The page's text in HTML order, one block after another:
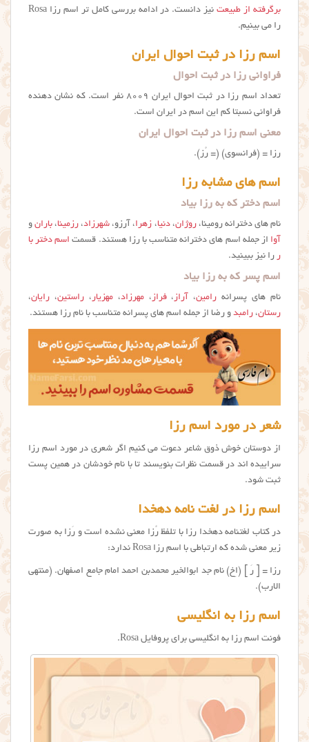
برگرفته از طبیعت
نیز دانست. در ادامه بررسی کامل تر اسم رزا Rosa
را می بینیم.
اسم رزا در ثبت احوال ایران
فراوانی رزا در ثبت احوال
تعداد اسم رزا در ثبت احوال ایران ۸۰۰۹ نفر است. که نشان دهنده
فراوانی نسبتا کم این اسم در ایران است.
معنی اسم رزا در ثبت احوال ایران
رزا = (فرانسوی) (= رُز).
اسم های مشابه رزا
اسم دختر که به رزا بیاد
نام های دخترانه رومینا،روژان،دنیا، زهرا، آرزو، شهرزاد، رزمینا، بارانو
آوا از جمله اسم های دخترانه متناسب با رزا هستند. قسمت اسم دختر با
ر را نیز ببینید.
اسم پسر که به رزا بیاد
نام های پسرانه رامین، آراز،فراز،مهرزاد،مهزیار،راستین، رایان،
رستان، رامبد و رضا از جمله اسم های پسرانه متناسب با نام رزا هستند.
شعر در مورد اسم رزا
از دوستان خوش ذوق شاعر دعوت می کنیم اگر شعری در مورد اسم رزا
سراییده اند در قسمت نظرات بنویسند تا با نام خودشان در همین پست
ثبت شود.
اسم رزا در لغت نامه دهخدا
در کتاب لغتنامه دهخدا رزا با تلفظ رُزا معنی نشده است و رَزا به صورت
زیر معنی شده که ارتباطی با اسم رزا Rosa ندارد:
رزا = [ رَ ] (اِخ) نام جد ابوالخیر محمدبن احمد امام جامع اصفهان. (منتهی
الارب).
اسم رزا به انگلیسی
فونت اسم رزا به انگلیسی برای پروفایل Rosa.